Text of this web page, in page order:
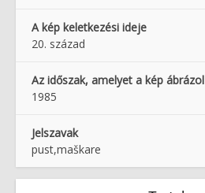
A kép keletkezési ideje
20. század
Az időszak, amelyet a kép ábrázol
1985
Jelszavak
pust,maškare